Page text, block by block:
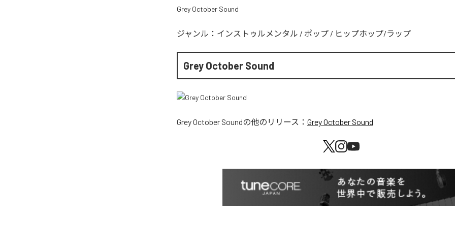
Grey October Sound
ジャンル： インストゥルメンタル / ポップ / ヒップホップ/ラップ
Grey October Sound
Grey October Soundの他のリリース： Grey October Sound